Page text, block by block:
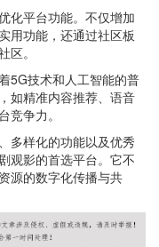
化平台功能。不仅增加
用功能，还通过社区板
区。
5G技术和人工智能的普
如精准内容推荐、语音
竞争力。
多样化的功能以及优秀
观影的首选平台。它不
源的数字化传播与共